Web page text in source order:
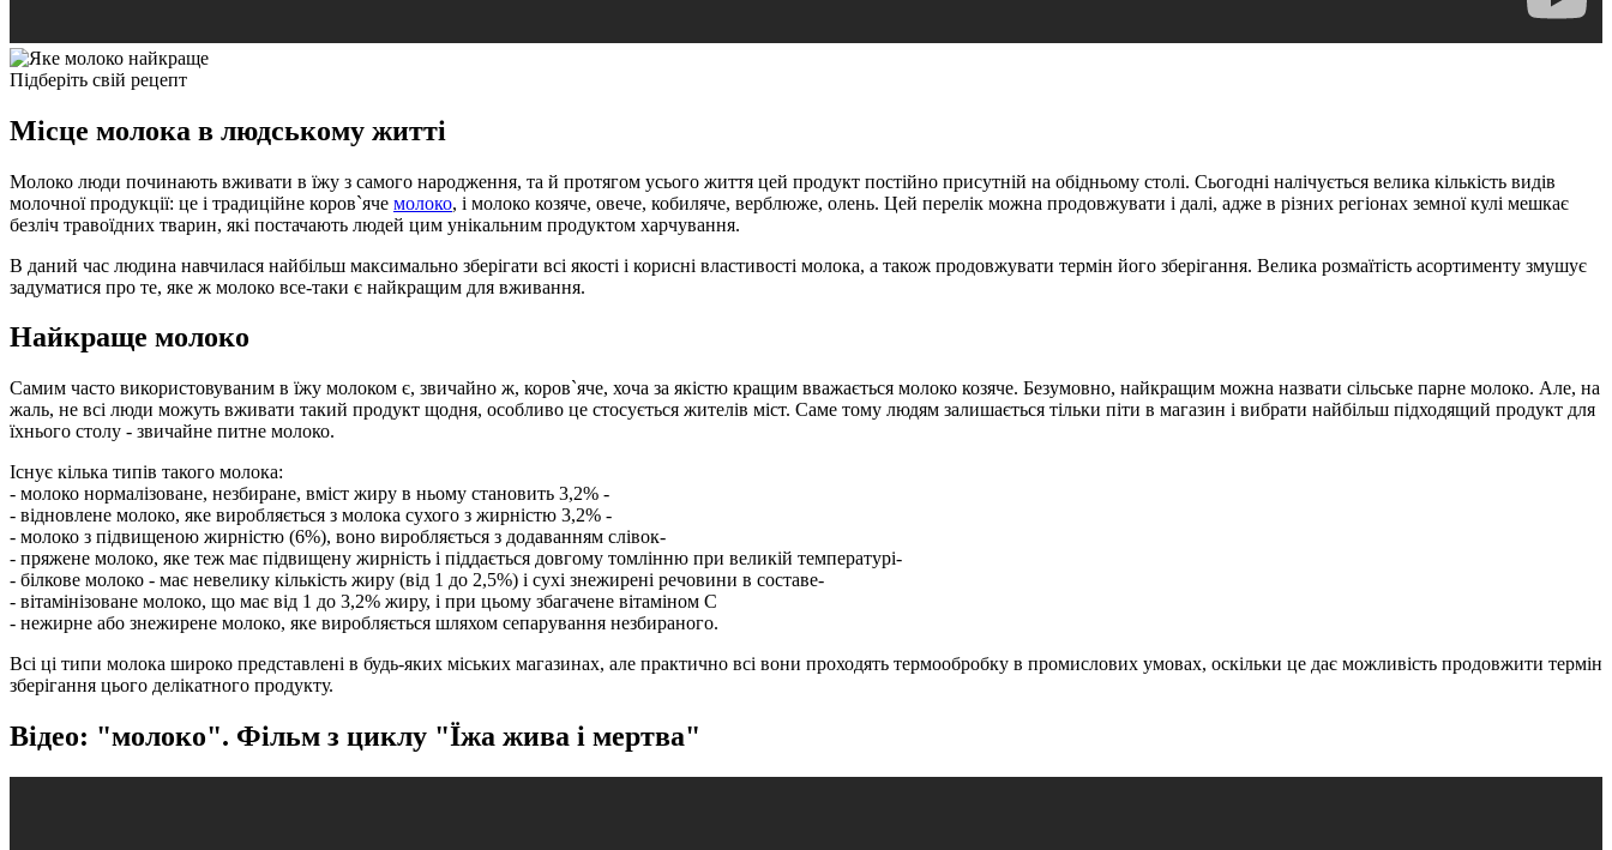
Підберіть свій рецепт
Місце молока в людському житті
Молоко люди починають вживати в їжу з самого народження, та й протягом усього життя цей продукт постійно присутній на обідньому столі. Сьогодні налічується велика кількість видів
молочної продукції: це і традиційне коров`яче молоко, і молоко козяче, овече, кобиляче, верблюже, олень. Цей перелік можна продовжувати і далі, адже в різних регіонах земної кулі мешкає
безліч травоїдних тварин, які постачають людей цим унікальним продуктом харчування.
В даний час людина навчилася найбільш максимально зберігати всі якості і корисні властивості молока, а також продовжувати термін його зберігання. Велика розмаїтість асортименту змушує
задуматися про те, яке ж молоко все-таки є найкращим для вживання.
Найкраще молоко
Самим часто використовуваним в їжу молоком є, звичайно ж, коров`яче, хоча за якістю кращим вважається молоко козяче. Безумовно, найкращим можна назвати сільське парне молоко. Але, на
жаль, не всі люди можуть вживати такий продукт щодня, особливо це стосується жителів міст. Саме тому людям залишається тільки піти в магазин і вибрати найбільш підходящий продукт для
їхнього столу - звичайне питне молоко.
Існує кілька типів такого молока:
- молоко нормалізоване, незбиране, вміст жиру в ньому становить 3,2% -
- відновлене молоко, яке виробляється з молока сухого з жирністю 3,2% -
- молоко з підвищеною жирністю (6%), воно виробляється з додаванням слівок-
- пряжене молоко, яке теж має підвищену жирність і піддається довгому томлінню при великій температурі-
- білкове молоко - має невелику кількість жиру (від 1 до 2,5%) і сухі знежирені речовини в составе-
- вітамінізоване молоко, що має від 1 до 3,2% жиру, і при цьому збагачене вітаміном С
- нежирне або знежирене молоко, яке виробляється шляхом сепарування незбираного.
Всі ці типи молока широко представлені в будь-яких міських магазинах, але практично всі вони проходять термообробку в промислових умовах, оскільки це дає можливість продовжити термін
зберігання цього делікатного продукту.
Відео: "молоко". Фільм з циклу "Їжа жива і мертва"